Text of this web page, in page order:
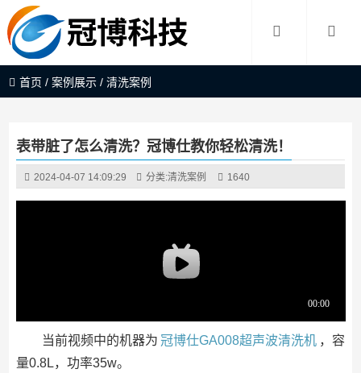
首页 /案例展示 /清洗案例
表带脏了怎么清洗？冠博仕教你轻松清洗！
2024-04-07 14:09:29 分类:清洗案例 1640
当前视频中的机器为 冠博仕GA008超声波清洗机 ，容
量0.8L，功率35w。